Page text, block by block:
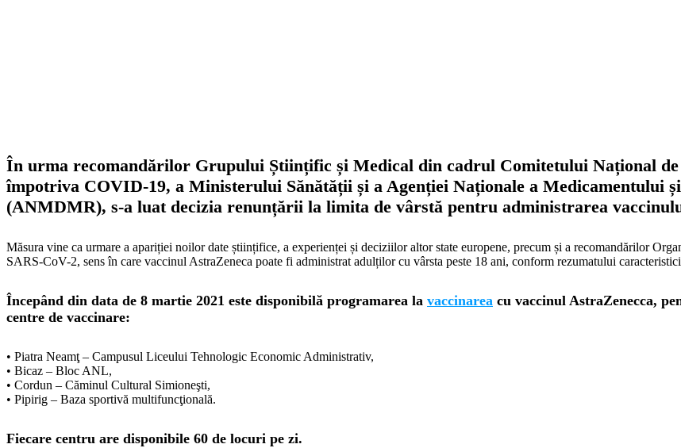
În urma recomandărilor Grupului Științific și Medical din cadrul Comitetului Național
împotriva COVID-19, a Ministerului Sănătății și a Agenției Naționale a Medicamentului
(ANMDMR), s-a luat decizia renunțării la limita de vârstă pentru administrarea
Măsura vine ca urmare a apariției noilor date științifice, a experienței și deciziilor altor state europene, precum și a recomandărilor
SARS-CoV-2, sens în care vaccinul AstraZeneca poate fi administrat adulților cu vârsta peste 18 ani, conform rezumatului
Începând din data de 8 martie 2021 este disponibilă programarea la vaccinarea cu vaccinul AstraZenecca,
centre de vaccinare:
• Piatra Neamţ – Campusul Liceului Tehnologic Economic Administrativ,
• Bicaz – Bloc ANL,
• Cordun – Căminul Cultural Simioneşti,
• Pipirig – Baza sportivă multifuncţională.
Fiecare centru are disponibile 60 de locuri pe zi.